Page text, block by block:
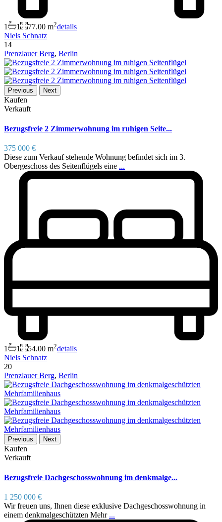
1 1 77.00 m2details
Niels Schnatz
14
Prenzlauer Berg, Berlin
Previous Next
Kaufen
Verkauft
Bezugsfreie 2 Zimmerwohnung im ruhigen Seite...
375 000 €
Diese zum Verkauf stehende Wohnung befindet sich im 3.
Obergeschoss des Seitenflügels eine ...
1 1 54.00 m2details
Niels Schnatz
20
Prenzlauer Berg, Berlin
Previous Next
Kaufen
Verkauft
Bezugsfreie Dachgeschosswohnung im denkmalge...
1 250 000 €
Wir freuen uns, Ihnen diese exklusive Dachgeschosswohnung in
einem denkmalgeschützten Mehr ...